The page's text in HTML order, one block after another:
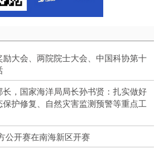
大会、两院院士大会、中国科协第十
，国家海洋局局长孙书贤：扎实做好
护修复、自然灾害监测预警等重点工
公开赛在南海新区开赛